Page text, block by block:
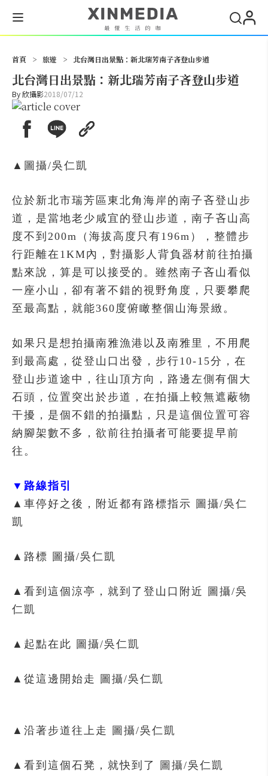
首頁 > 旅遊 > 北台灣日出景點：新北瑞芳南子吝登山步道
北台灣日出景點：新北瑞芳南子吝登山步道
By欣攝影2018/07/12
▲圖攝/吳仁凱
位於新北市瑞芳區東北角海岸的南子吝登山步
道，是當地老少咸宜的登山步道，南子吝山高
度不到200m（海拔高度只有196m），整體步
行距離在1KM內，對攝影人背負器材前往拍攝
點來說，算是可以接受的。雖然南子吝山看似
一座小山，卻有著不錯的視野角度，只要攀爬
至最高點，就能360度俯瞰整個山海景緻。
如果只是想拍攝南雅漁港以及南雅里，不用爬
到最高處，從登山口出發，步行10-15分，在
登山步道途中，往山頂方向，路邊左側有個大
石頭，位置突出於步道，在拍攝上較無遮蔽物
干擾，是個不錯的拍攝點，只是這個位置可容
納腳架數不多，欲前往拍攝者可能要提早前
往。
▼路線指引
▲車停好之後，附近都有路標指示 圖攝/吳仁
凱
▲路標 圖攝/吳仁凱
▲看到這個涼亭，就到了登山口附近
圖攝/吳
仁凱
▲起點在此 圖攝/吳仁凱
▲從這邊開始走 圖攝/吳仁凱
▲沿著步道往上走 圖攝/吳仁凱
▲看到這個石凳，就快到了 圖攝/吳仁凱